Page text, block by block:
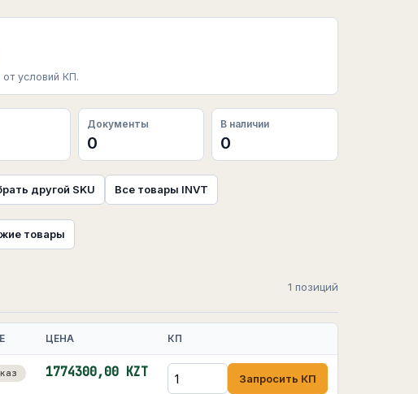
условий КП.
Документы
0
В наличии
0
другой SKU Все товары INVT
товары
1 позиций
ЦЕНА КП
1774300,00 KZT Запросить КП